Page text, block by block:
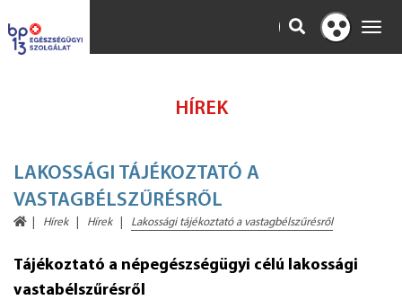
KERESÉS
Kontraszt
nézet
HÍREK
LAKOSSÁGI TÁJÉKOZTATÓ A
VASTAGBÉLSZŰRÉSRŐL
Hírek Hírek Lakossági tájékoztató a vastagbélszűrésről
Tájékoztató a népegészségügyi célú lakossági
vastabélszűrésről